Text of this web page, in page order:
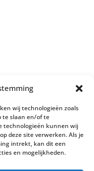
wij technologieën zoals
te slaan en/of te
technologieën kunnen wij
deze site verwerken. Als je
intrekt, kan dit een
en mogelijkheden.